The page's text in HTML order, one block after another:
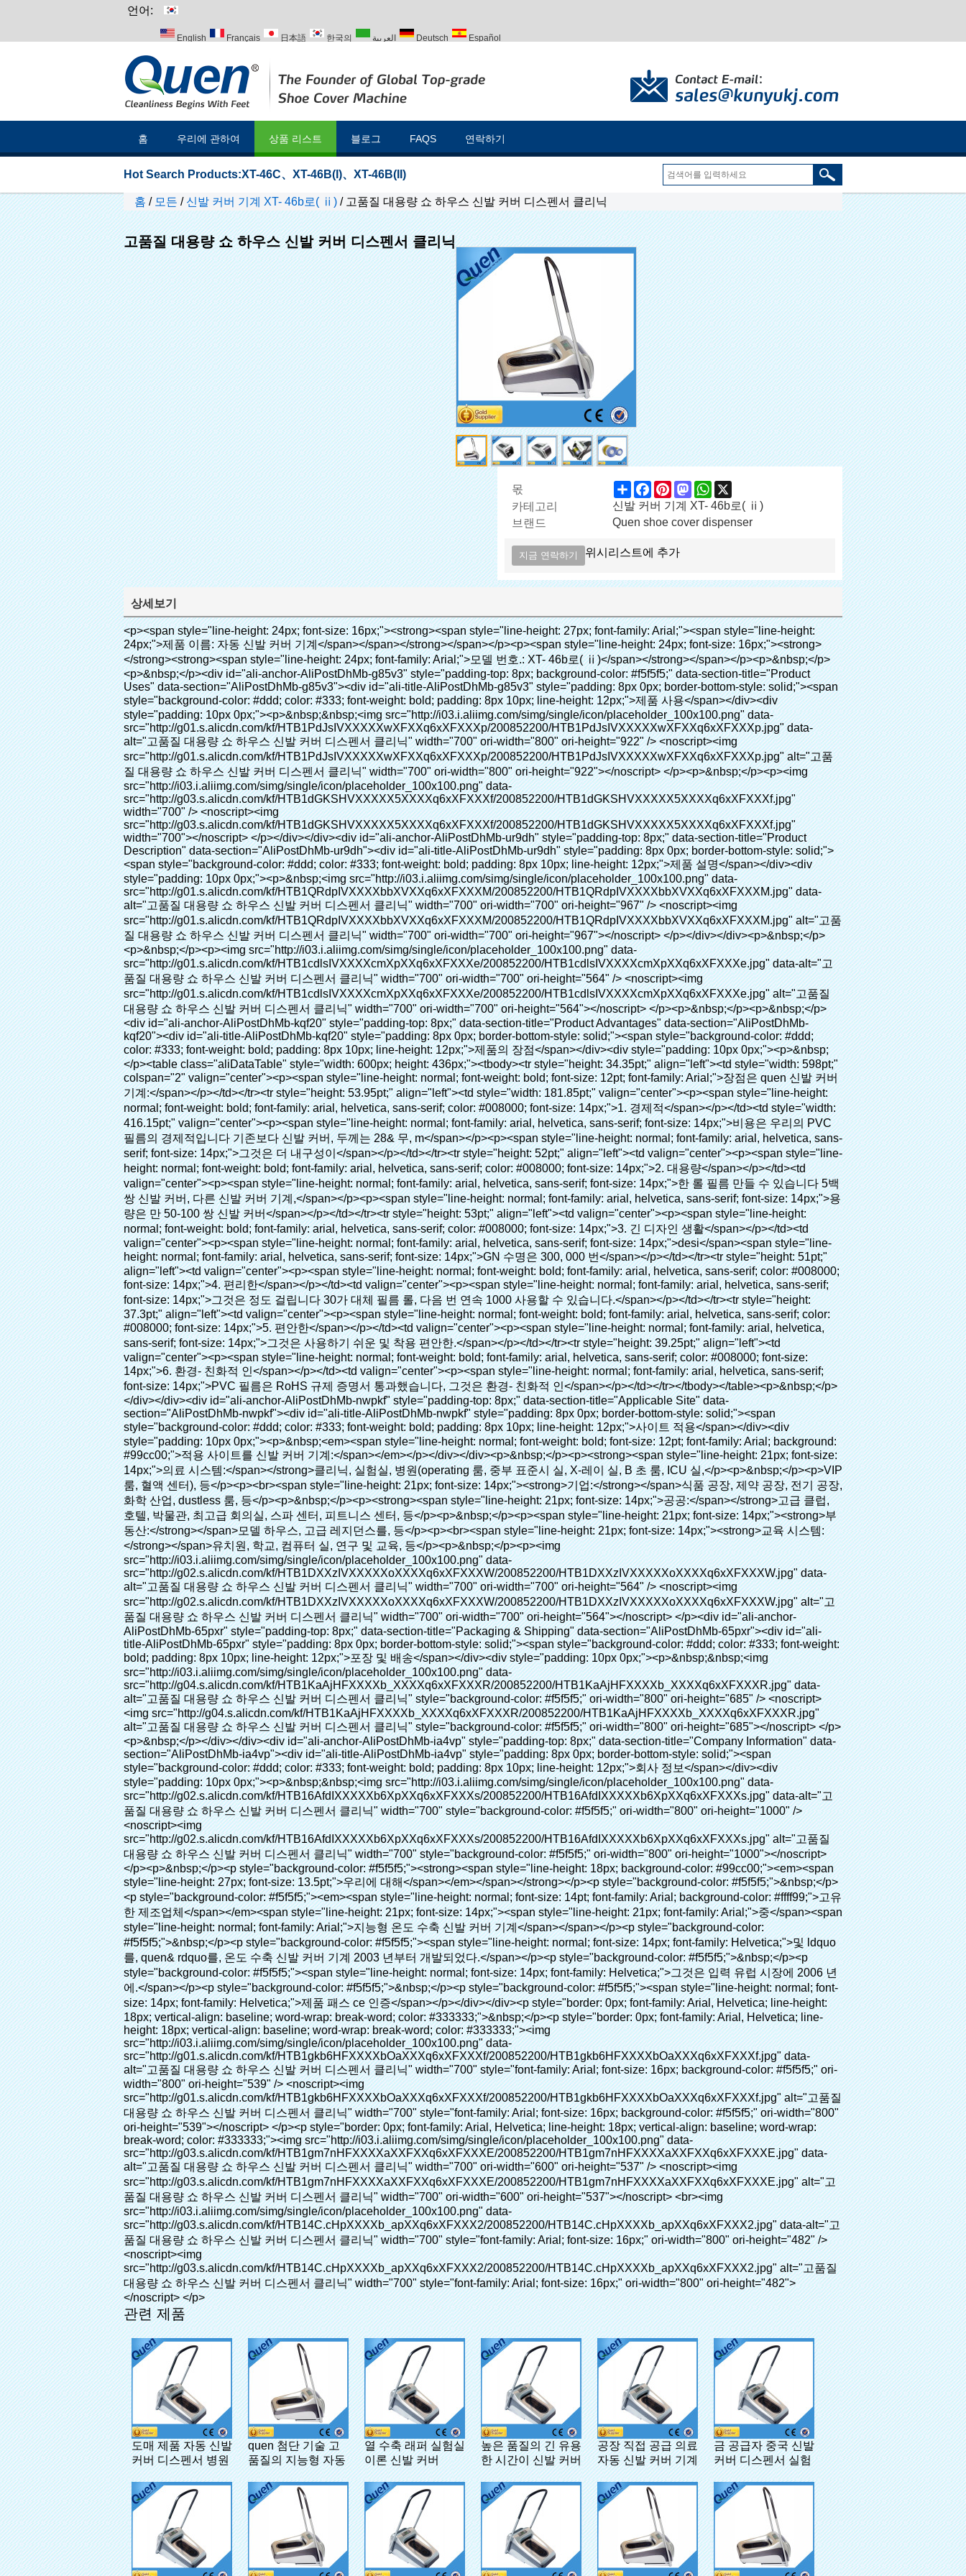
언어:
English Français 日本語 한국의 العربية Deutsch Español
홈 우리에 관하여 상품 리스트 블로그 FAQS 연락하기
Hot Search Products:XT-46C、 XT-46B(I)、 XT-46B(II)
홈 / 모든 / 신발 커버 기계 XT- 46b로( ⅱ) / 고품질 대용량 쇼 하우스 신발 커버 디스펜서 클리닉
고품질 대용량 쇼 하우스 신발 커버 디스펜서 클리닉
몫 ShareFacebook
PinterestMastodonWhatsApp
카테고리
신발 커버 기계 XT- 46b로( ⅱ)
브랜드
Quen shoe cover dispenser
지금 연락하기 위시리스트에 추가
상세보기
<p><span style="line-height: 24px; font-size: 16px;"><strong><span style="line-height: 27px; font-family: Arial;"><span style="line-height: 24px;">제품 이름: 자동 신발 커버 기계</span></span></strong></span></p><p><span style="line-height: 24px; font-size: 16px;"><strong></strong><strong><span style="line-height: 24px; font-family: Arial;">모델 번호.: XT- 46b로( ⅱ)</span></strong></span></p><p>&nbsp;</p><p>&nbsp;</p><div id="ali-anchor-AliPostDhMb-g85v3" style="padding-top: 8px; background-color: #f5f5f5;" data-section-title="Product Uses" data-section="AliPostDhMb-g85v3"><div id="ali-title-AliPostDhMb-g85v3" style="padding: 8px 0px; border-bottom-style: solid;"><span style="background-color: #ddd; color: #333; font-weight: bold; padding: 8px 10px; line-height: 12px;">제품 사용</span></div><div style="padding: 10px 0px;"><p>&nbsp;&nbsp;<img src="http://i03.i.aliimg.com/simg/single/icon/placeholder_100x100.png" data-src="http://g01.s.alicdn.com/kf/HTB1PdJsIVXXXXXwXFXXq6xXFXXXp/200852200/HTB1PdJsIVXXXXXwXFXXq6xXFXXXp.jpg" data-alt="고품질 대용량 쇼 하우스 신발 커버 디스펜서 클리닉" width="700" ori-width="800" ori-height="922" /> <noscript><img src="http://g01.s.alicdn.com/kf/HTB1PdJsIVXXXXXwXFXXq6xXFXXXp/200852200/HTB1PdJsIVXXXXXwXFXXq6xXFXXXp.jpg" alt="고품질 대용량 쇼 하우스 신발 커버 디스펜서 클리닉" width="700" ori-width="800" ori-height="922"></noscript> </p><p>&nbsp;</p><p><img src="http://i03.i.aliimg.com/simg/single/icon/placeholder_100x100.png" data-src="http://g03.s.alicdn.com/kf/HTB1dGKSHVXXXXX5XXXXq6xXFXXXf/200852200/HTB1dGKSHVXXXXX5XXXXq6xXFXXXf.jpg" width="700" /> <noscript><img src="http://g03.s.alicdn.com/kf/HTB1dGKSHVXXXXX5XXXXq6xXFXXXf/200852200/HTB1dGKSHVXXXXX5XXXXq6xXFXXXf.jpg" width="700"></noscript> </p></div></div><div id="ali-anchor-AliPostDhMb-ur9dh" style="padding-top: 8px;" data-section-title="Product Description" data-section="AliPostDhMb-ur9dh"><div id="ali-title-AliPostDhMb-ur9dh" style="padding: 8px 0px; border-bottom-style: solid;"><span style="background-color: #ddd; color: #333; font-weight: bold; padding: 8px 10px; line-height: 12px;">제품 설명</span></div><div style="padding: 10px 0px;"><p>&nbsp;<img src="http://i03.i.aliimg.com/simg/single/icon/placeholder_100x100.png" data-src="http://g01.s.alicdn.com/kf/HTB1QRdpIVXXXXbbXVXXq6xXFXXXM/200852200/HTB1QRdpIVXXXXbbXVXXq6xXFXXXM.jpg" data-alt="고품질 대용량 쇼 하우스 신발 커버 디스펜서 클리닉" width="700" ori-width="700" ori-height="967" /> <noscript><img src="http://g01.s.alicdn.com/kf/HTB1QRdpIVXXXXbbXVXXq6xXFXXXM/200852200/HTB1QRdpIVXXXXbbXVXXq6xXFXXXM.jpg" alt="고품질 대용량 쇼 하우스 신발 커버 디스펜서 클리닉" width="700" ori-width="700" ori-height="967"></noscript> </p></div></div><p>&nbsp;</p><p>&nbsp;</p><p><img src="http://i03.i.aliimg.com/simg/single/icon/placeholder_100x100.png" data-src="http://g01.s.alicdn.com/kf/HTB1cdlsIVXXXXcmXpXXq6xXFXXXe/200852200/HTB1cdlsIVXXXXcmXpXXq6xXFXXXe.jpg" data-alt="고품질 대용량 쇼 하우스 신발 커버 디스펜서 클리닉" width="700" ori-width="700" ori-height="564" /> <noscript><img src="http://g01.s.alicdn.com/kf/HTB1cdlsIVXXXXcmXpXXq6xXFXXXe/200852200/HTB1cdlsIVXXXXcmXpXXq6xXFXXXe.jpg" alt="고품질 대용량 쇼 하우스 신발 커버 디스펜서 클리닉" width="700" ori-width="700" ori-height="564"></noscript> </p><p>&nbsp;</p><p>&nbsp;</p><div id="ali-anchor-AliPostDhMb-kqf20" style="padding-top: 8px;" data-section-title="Product Advantages" data-section="AliPostDhMb-kqf20"><div id="ali-title-AliPostDhMb-kqf20" style="padding: 8px 0px; border-bottom-style: solid;"><span style="background-color: #ddd; color: #333; font-weight: bold; padding: 8px 10px; line-height: 12px;">제품의 장점</span></div><div style="padding: 10px 0px;"><p>&nbsp;</p><table class="aliDataTable" style="width: 600px; height: 436px;"><tbody><tr style="height: 34.35pt;" align="left"><td style="width: 598pt;" colspan="2" valign="center"><p><span style="line-height: normal; font-weight: bold; font-size: 12pt; font-family: Arial;">장점은 quen 신발 커버 기계:</span></p></td></tr><tr style="height: 53.95pt;" align="left"><td style="width: 181.85pt;" valign="center"><p><span style="line-height: normal; font-weight: bold; font-family: arial, helvetica, sans-serif; color: #008000; font-size: 14px;">1. 경제적</span></p></td><td style="width: 416.15pt;" valign="center"><p><span style="line-height: normal; font-family: arial, helvetica, sans-serif; font-size: 14px;">비용은 우리의 PVC 필름의 경제적입니다 기존보다 신발 커버, 두께는 28& 무, m</span></p><p><span style="line-height: normal; font-family: arial, helvetica, sans-serif; font-size: 14px;">그것은 더 내구성이</span></p></td></tr><tr style="height: 52pt;" align="left"><td valign="center"><p><span style="line-height: normal; font-weight: bold; font-family: arial, helvetica, sans-serif; color: #008000; font-size: 14px;">2. 대용량</span></p></td><td valign="center"><p><span style="line-height: normal; font-family: arial, helvetica, sans-serif; font-size: 14px;">한 롤 필름 만들 수 있습니다 5백쌍 신발 커버, 다른 신발 커버 기계,</span></p><p><span style="line-height: normal; font-family: arial, helvetica, sans-serif; font-size: 14px;">용량은 만 50-100 쌍 신발 커버</span></p></td></tr><tr style="height: 53pt;" align="left"><td valign="center"><p><span style="line-height: normal; font-weight: bold; font-family: arial, helvetica, sans-serif; color: #008000; font-size: 14px;">3. 긴 디자인 생활</span></p></td><td valign="center"><p><span style="line-height: normal; font-family: arial, helvetica, sans-serif; font-size: 14px;">desi</span><span style="line-height: normal; font-family: arial, helvetica, sans-serif; font-size: 14px;">GN 수명은 300, 000 번</span></p></td></tr><tr style="height: 51pt;" align="left"><td valign="center"><p><span style="line-height: normal; font-weight: bold; font-family: arial, helvetica, sans-serif; color: #008000; font-size: 14px;">4. 편리한</span></p></td><td valign="center"><p><span style="line-height: normal; font-family: arial, helvetica, sans-serif; font-size: 14px;">그것은 정도 걸립니다 30가 대체 필름 롤, 다음 번 연속 1000 사용할 수 있습니다.</span></p></td></tr><tr style="height: 37.3pt;" align="left"><td valign="center"><p><span style="line-height: normal; font-weight: bold; font-family: arial, helvetica, sans-serif; color: #008000; font-size: 14px;">5. 편안한</span></p></td><td valign="center"><p><span style="line-height: normal; font-family: arial, helvetica, sans-serif; font-size: 14px;">그것은 사용하기 쉬운 및 착용 편안한.</span></p></td></tr><tr style="height: 39.25pt;" align="left"><td valign="center"><p><span style="line-height: normal; font-weight: bold; font-family: arial, helvetica, sans-serif; color: #008000; font-size: 14px;">6. 환경- 친화적 인</span></p></td><td valign="center"><p><span style="line-height: normal; font-family: arial, helvetica, sans-serif; font-size: 14px;">PVC 필름은 RoHS 규제 증명서 통과했습니다, 그것은 환경- 친화적 인</span></p></td></tr></tbody></table><p>&nbsp;</p></div></div><div id="ali-anchor-AliPostDhMb-nwpkf" style="padding-top: 8px;" data-section-title="Applicable Site" data-section="AliPostDhMb-nwpkf"><div id="ali-title-AliPostDhMb-nwpkf" style="padding: 8px 0px; border-bottom-style: solid;"><span style="background-color: #ddd; color: #333; font-weight: bold; padding: 8px 10px; line-height: 12px;">사이트 적용</span></div><div style="padding: 10px 0px;"><p>&nbsp;<em><span style="line-height: normal; font-weight: bold; font-size: 12pt; font-family: Arial; background: #99cc00;">적용 사이트를 신발 커버 기계:</span></em></p></div></div><p>&nbsp;</p><p><strong><span style="line-height: 21px; font-size: 14px;">의료 시스템:</span></strong>클리닉, 실험실, 병원(operating 룸, 중부 표준시 실, X-레이 실, B 초 룸, ICU 실,</p><p>&nbsp;</p><p>VIP 룸, 혈액 센터), 등</p><p><br><span style="line-height: 21px; font-size: 14px;"><strong>기업:</strong></span>식품 공장, 제약 공장, 전기 공장, 화학 산업, dustless 룸, 등</p><p>&nbsp;</p><p><strong><span style="line-height: 21px; font-size: 14px;">공공:</span></strong>고급 클럽, 호텔, 박물관, 최고급 회의실, 스파 센터, 피트니스 센터, 등</p><p>&nbsp;</p><p><span style="line-height: 21px; font-size: 14px;"><strong>부동산:</strong></span>모델 하우스, 고급 레지던스를, 등</p><p><br><span style="line-height: 21px; font-size: 14px;"><strong>교육 시스템:</strong></span>유치원, 학교, 컴퓨터 실, 연구 및 교육, 등</p><p>&nbsp;</p><p><img src="http://i03.i.aliimg.com/simg/single/icon/placeholder_100x100.png" data-src="http://g02.s.alicdn.com/kf/HTB1DXXzIVXXXXXoXXXXq6xXFXXXW/200852200/HTB1DXXzIVXXXXXoXXXXq6xXFXXXW.jpg" data-alt="고품질 대용량 쇼 하우스 신발 커버 디스펜서 클리닉" width="700" ori-width="700" ori-height="564" /> <noscript><img src="http://g02.s.alicdn.com/kf/HTB1DXXzIVXXXXXoXXXXq6xXFXXXW/200852200/HTB1DXXzIVXXXXXoXXXXq6xXFXXXW.jpg" alt="고품질 대용량 쇼 하우스 신발 커버 디스펜서 클리닉" width="700" ori-width="700" ori-height="564"></noscript> </p><div id="ali-anchor-AliPostDhMb-65pxr" style="padding-top: 8px;" data-section-title="Packaging & Shipping" data-section="AliPostDhMb-65pxr"><div id="ali-title-AliPostDhMb-65pxr" style="padding: 8px 0px; border-bottom-style: solid;"><span style="background-color: #ddd; color: #333; font-weight: bold; padding: 8px 10px; line-height: 12px;">포장 및 배송</span></div><div style="padding: 10px 0px;"><p>&nbsp;&nbsp;<img src="http://i03.i.aliimg.com/simg/single/icon/placeholder_100x100.png" data-src="http://g04.s.alicdn.com/kf/HTB1KaAjHFXXXXb_XXXXq6xXFXXXR/200852200/HTB1KaAjHFXXXXb_XXXXq6xXFXXXR.jpg" data-alt="고품질 대용량 쇼 하우스 신발 커버 디스펜서 클리닉" style="background-color: #f5f5f5;" ori-width="800" ori-height="685" /> <noscript><img src="http://g04.s.alicdn.com/kf/HTB1KaAjHFXXXXb_XXXXq6xXFXXXR/200852200/HTB1KaAjHFXXXXb_XXXXq6xXFXXXR.jpg" alt="고품질 대용량 쇼 하우스 신발 커버 디스펜서 클리닉" style="background-color: #f5f5f5;" ori-width="800" ori-height="685"></noscript> </p><p>&nbsp;</p></div></div><div id="ali-anchor-AliPostDhMb-ia4vp" style="padding-top: 8px;" data-section-title="Company Information" data-section="AliPostDhMb-ia4vp"><div id="ali-title-AliPostDhMb-ia4vp" style="padding: 8px 0px; border-bottom-style: solid;"><span style="background-color: #ddd; color: #333; font-weight: bold; padding: 8px 10px; line-height: 12px;">회사 정보</span></div><div style="padding: 10px 0px;"><p>&nbsp;&nbsp;<img src="http://i03.i.aliimg.com/simg/single/icon/placeholder_100x100.png" data-src="http://g02.s.alicdn.com/kf/HTB16AfdIXXXXXb6XpXXq6xXFXXXs/200852200/HTB16AfdIXXXXXb6XpXXq6xXFXXXs.jpg" data-
관련 제품
도매 제품 자동 신발
커버 디스펜서 병원
quen 첨단 기술 고
품질의 지능형 자동
신발 커버 디스펜서
병원
열 수축 래퍼 실험실
이론 신발 커버
높은 품질의 긴 유용
한 시간이 신발 커버
디스펜서 의료 실험
실
공장 직접 공급 의료
자동 신발 커버 기계
금 공급자 중국 신발
커버 디스펜서 실험
실